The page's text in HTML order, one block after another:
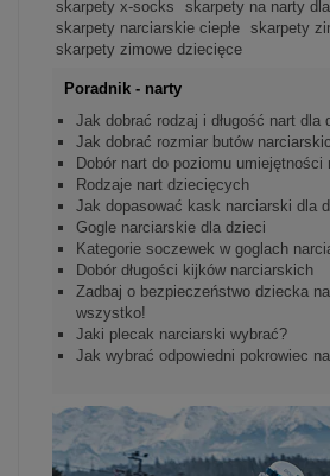
skarpety x-socks
skarpety na narty
skarpety narciarskie ciepłe
skarpety
skarpety zimowe dziecięce
Poradnik - narty
Jak dobrać rodzaj i długość nart dla
Jak dobrać rozmiar butów
Dobór nart do poziomu umiejętności
Rodzaje nart dziecięcych
Jak dopasować kask narciarski dla
Gogle narciarskie dla dzieci
Kategorie soczewek w goglach
Dobór długości kijków narciarskich
Zadbaj o bezpieczeństwo dziecka
wszystko!
Jaki plecak narciarski wybrać?
Jak wybrać odpowiedni pokrowiec